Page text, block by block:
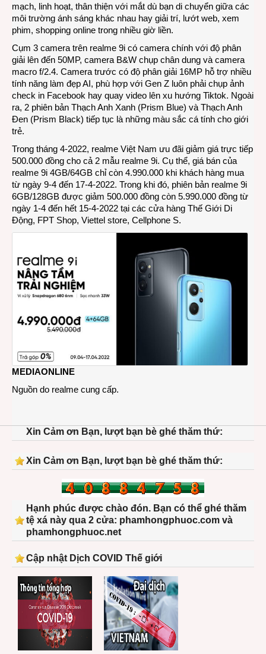
mạch, linh hoạt, thân thiện với mắt dù bạn di chuyển giữa các
môi trường ánh sáng khác nhau hay giải trí, lướt web, xem
phim, shopping online trong nhiều giờ liền.
Cụm 3 camera trên realme 9i có camera chính với độ phân
giải lên đến 50MP, camera B&W chụp chân dung và camera
macro f/2.4. Camera trước có độ phân giải 16MP hỗ trợ nhiều
tính năng làm đẹp AI, phù hợp với Gen Z luôn phải chụp ảnh
check in Facebook hay quay video lên xu hướng Tiktok. Ngoài
ra, 2 phiên bản Thạch Anh Xanh (Prism Blue) và Thạch Anh
Đen (Prism Black) tiếp tục là những màu sắc cá tính cho giới
trẻ.
Trong tháng 4-2022, realme Việt Nam ưu đãi giảm giá trực tiếp
500.000 đồng cho cả 2 mẫu realme 9i. Cụ thể, giá bán của
realme 9i 4GB/64GB chỉ còn 4.990.000 khi khách hàng mua
từ ngày 9-4 đến 17-4-2022. Trong khi đó, phiên bản realme 9i
6GB/128GB được giảm 500.000 đồng còn 5.990.000 đồng từ
ngày 1-4 đến hết 15-4-2022 tại các cửa hàng Thế Giới Di
Động, FPT Shop, Viettel store, Cellphone S.
MEDIAONLINE
Nguồn do realme cung cấp.
Xin Cảm ơn Bạn, lượt bạn bè ghé thăm thứ:
Xin Cảm ơn Bạn, lượt bạn bè ghé thăm thứ:
Hạnh phúc được chào đón. Bạn có thể ghé thăm
tệ xá này qua 2 cửa: phamhongphuoc.com và
phamhongphuoc.net
Cập nhật Dịch COVID Thế giới